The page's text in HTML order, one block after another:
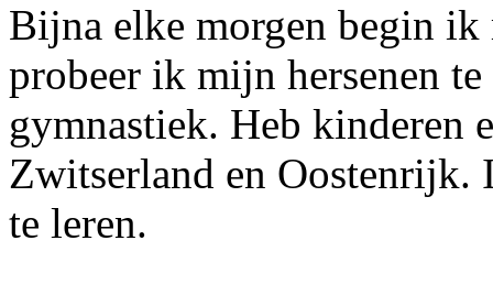
Bijna elke morgen begin ik
probeer ik mijn hersenen
gymnastiek. Heb kinderen
Zwitserland en Oostenrijk.
te leren.